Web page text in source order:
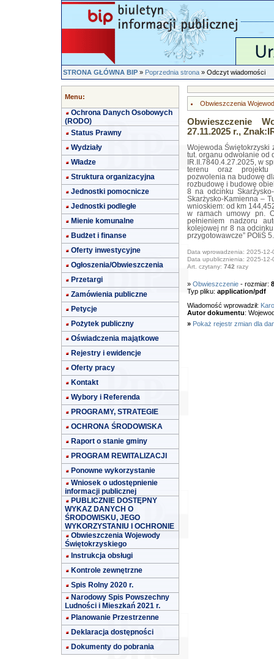
STRONA GŁÓWNA BIP»Poprzednia strona» Odczyt wiadomości
Menu:
Ochrona Danych Osobowych
(RODO)
Status Prawny
Wydziały
Władze
Struktura organizacyjna
Jednostki pomocnicze
Jednostki podległe
Mienie komunalne
Budżet i finanse
Oferty inwestycyjne
Ogłoszenia/Obwieszczenia
Przetargi
Zamówienia publiczne
Petycje
Pożytek publiczny
Oświadczenia majątkowe
Rejestry i ewidencje
Oferty pracy
Kontakt
Wybory i Referenda
PROGRAMY, STRATEGIE
OCHRONA ŚRODOWISKA
Raport o stanie gminy
PROGRAM REWITALIZACJI
Ponowne wykorzystanie
Wniosek o udostępnienie
informacji publicznej
PUBLICZNIE DOSTĘPNY
WYKAZ DANYCH O
ŚRODOWISKU, JEGO
WYKORZYSTANIU I OCHRONIE
Obwieszczenia Wojewody
Świętokrzyskiego
Instrukcja obsługi
Kontrole zewnętrzne
Spis Rolny 2020 r.
Narodowy Spis Powszechny
Ludności i Mieszkań 2021 r.
Planowanie Przestrzenne
Deklaracja dostępności
Dokumenty do pobrania
Obwieszczenia
Obwieszczenie
27.11.2025 r.,
Wojewoda Świętokrzyski
tut. organu odwołanie od
IR.II.7840.4.27.2025, w
terenu oraz projektu
pozwolenia na budowę
rozbudowę i budowę
8 na odcinku
Skarżysko-Kamienna –
wnioskiem: od km
w ramach umowy pn.
pełnieniem nadzoru
kolejowej nr 8 na
przygotowawcze” POIiŚ
Data wprowadzenia: 2025-12-
Data upublicznienia: 2025-12-
Art. czytany: 742 razy
» Obwieszczenie - rozmiar:
Typ pliku: application/pdf
Wiadomość wprowadził:
Autor dokumentu:
» Pokaż rejestr zmian dla